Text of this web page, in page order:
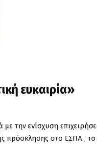
ευκαιρία»
την ενίσχυση
πρόσκλησης στο ΕΣΠΑ , το